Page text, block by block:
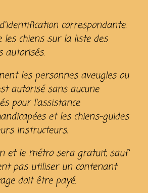
correspondante.
les chiens sur la liste des
autorisés.
les personnes aveugles ou
autorisé sans aucune
pour l'assistance
et les chiens-guides
instructeurs.
et le métro sera gratuit, sauf
pas utiliser un contenant
doit être payé.